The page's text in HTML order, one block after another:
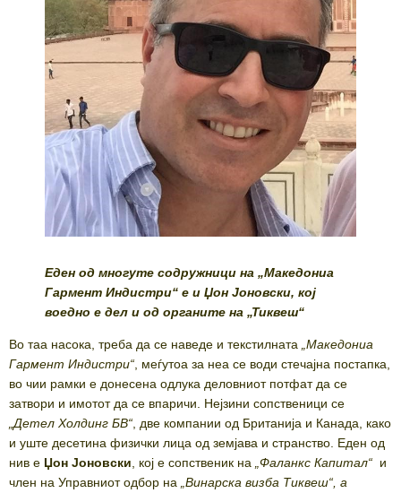
Еден од многуте содружници на „Македониа
Гармент Индистри“ е и Џон Јоновски, кој
воедно е дел и од органите на „Тиквеш“
Во таа насока, треба да се наведе и текстилната
Македониа
Гармент Индистри“ , меѓутоа за неа се води стечајна постапка,
во чии рамки е донесена одлука деловниот потфат да се
затвори и имотот да се впаричи. Нејзини сопственици се
Детел Холдинг БВ“ , две компании од Британија и Канада, како
и уште десетина физички лица од земјава и странство. Еден од
нив е Џон Јоновски , кој е сопственик на Фаланкс Капитал“ и
член на Управниот одбор на
„Винарска визба Тиквеш“, а